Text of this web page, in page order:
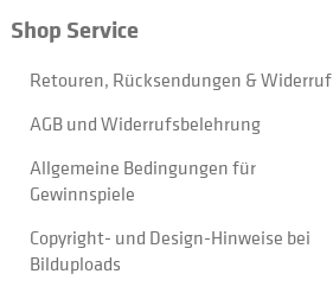
Shop Service
Retouren, Rücksendungen & Widerruf
AGB und Widerrufsbelehrung
Allgemeine Bedingungen für
Gewinnspiele
Copyright- und Design-Hinweise bei
Bilduploads